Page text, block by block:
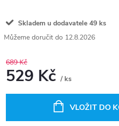
Skladem u dodavatele 49 ks
12.8.2026
689 Kč
529 Kč / ks
VLOŽIT DO